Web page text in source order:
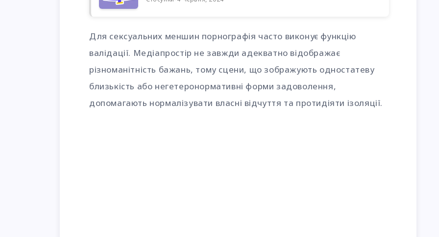
Для сексуальних меншин порнографія часто виконує функцію
валідації. Медіапростір не завжди адекватно відображає
різноманітність бажань, тому сцени, що зображують одностатеву
близькість або негетеронормативні форми задоволення,
допомагають нормалізувати власні відчуття та протидіяти ізоляції.